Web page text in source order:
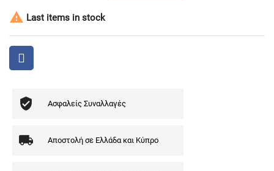
 Last items in stock
Ασφαλείς Συναλλαγές
Αποστολή σε Ελλάδα και Κύπρο